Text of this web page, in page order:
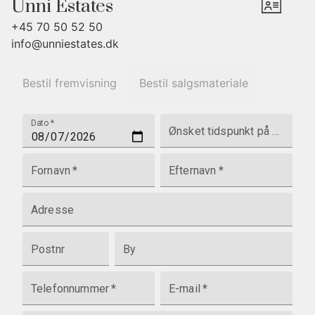
Unni Estates
+45 70 50 52 50
info@unniestates.dk
Bestil fremvisning Bestil salgsmateriale
Dato *
Ønsket tidspunkt på dagen
Fornavn * Efternavn *
Adresse
Postnr By
Telefonnummer* E-mail *